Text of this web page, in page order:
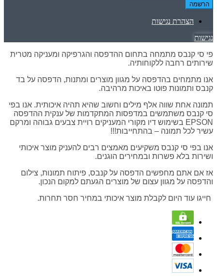
הרשמה
הצהרת נגישות
נגישות
פי סי קנבס מתמחה בתחום ההדפסה והגרפיקה ומעניקה מטרית
שירותים רחבה ללקוחותיה.
אנו מתמחים בהדפסה על מגוון מוצרים ומתנות, הדפסה על בד
קנבס ותמונות פוטו באיכות מרהיבה.
תמונה אחת שווה אלף מילים וחשוב שהיא תהיה איכותית. אנו בפי
סי קנבס משתמשים במדפסות המתקדמות של ענקית ההדפסה
EPSON בשימוש דיו מקורי המעניקים רויית צבעים גבוהה ומרקם
עשיר לכל תמונה – בהתחייבות!!!
אנו בפי סי קנבס משקיעים מאמצים רבים להעניק מוצר איכותי
ושירות בלא פשרות ובמחירים הוגנים.
אז אם אתם מחפשים הדפסה על קנבס, פיתוח תמונות, צילום
והדפסה על מגוון עצום של מוצרים הגעתם למקום הנכון.
חייגו עוד היום לקבלת מוצר איכותי במחיר חסר תחרות.